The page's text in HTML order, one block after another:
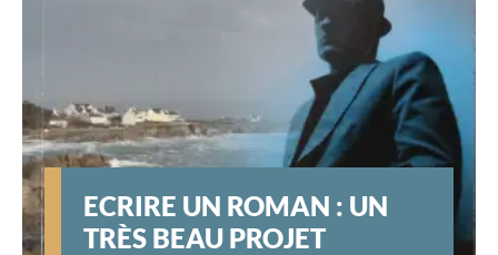
ECRIRE UN ROMAN : UN
TRÈS BEAU PROJET